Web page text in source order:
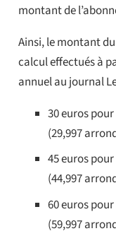
montant de
Ainsi, le montant
calcul effectués à
annuel au journal
30 euros
(29,997
45 euros
(44,997
60 euros
(59,997